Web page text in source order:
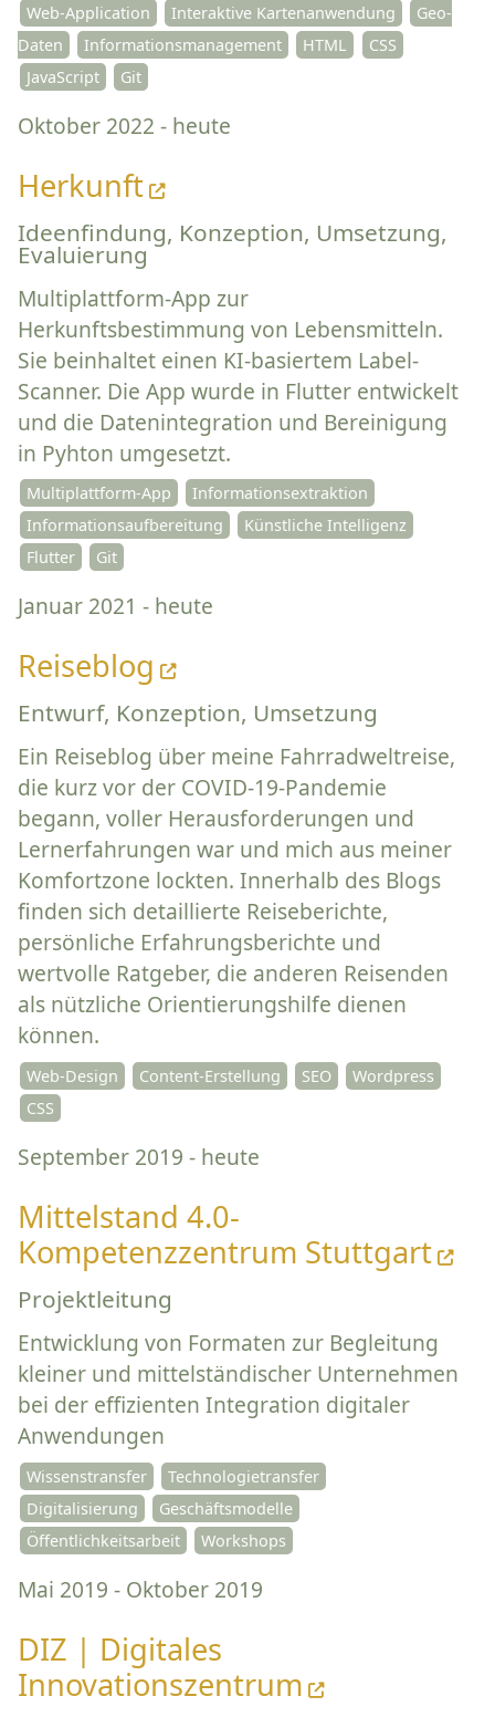
Web-Application Interaktive Kartenanwendung
Geo-
Daten
Informationsmanagement HTML
CSS
JavaScript
Git
Oktober 2022 - heute
Herkunft
Ideenfindung, Konzeption, Umsetzung,
Evaluierung
Multiplattform-App zur
Herkunftsbestimmung von Lebensmitteln.
Sie beinhaltet einen KI-basiertem Label-
Scanner. Die App wurde in Flutter entwickelt
und die Datenintegration und Bereinigung
in Pyhton umgesetzt.
Multiplattform-App
Informationsextraktion
Informationsaufbereitung
Künstliche Intelligenz
Flutter
Git
Januar 2021 - heute
Reiseblog
Entwurf, Konzeption, Umsetzung
Ein Reiseblog über meine Fahrradweltreise,
die kurz vor der COVID-19-Pandemie
begann, voller Herausforderungen und
Lernerfahrungen war und mich aus meiner
Komfortzone lockten. Innerhalb des Blogs
finden sich detaillierte Reiseberichte,
persönliche Erfahrungsberichte und
wertvolle Ratgeber, die anderen Reisenden
als nützliche Orientierungshilfe dienen
können.
Web-Design Content-Erstellung SEO
Wordpress
CSS
September 2019 - heute
Mittelstand 4.0-
Kompetenzzentrum Stuttgart
Projektleitung
Entwicklung von Formaten zur Begleitung
kleiner und mittelständischer Unternehmen
bei der effizienten Integration digitaler
Anwendungen
Wissenstransfer
Technologietransfer
Digitalisierung
Geschäftsmodelle
Öffentlichkeitsarbeit
Workshops
Mai 2019 - Oktober 2019
DIZ | Digitales
Innovationszentrum